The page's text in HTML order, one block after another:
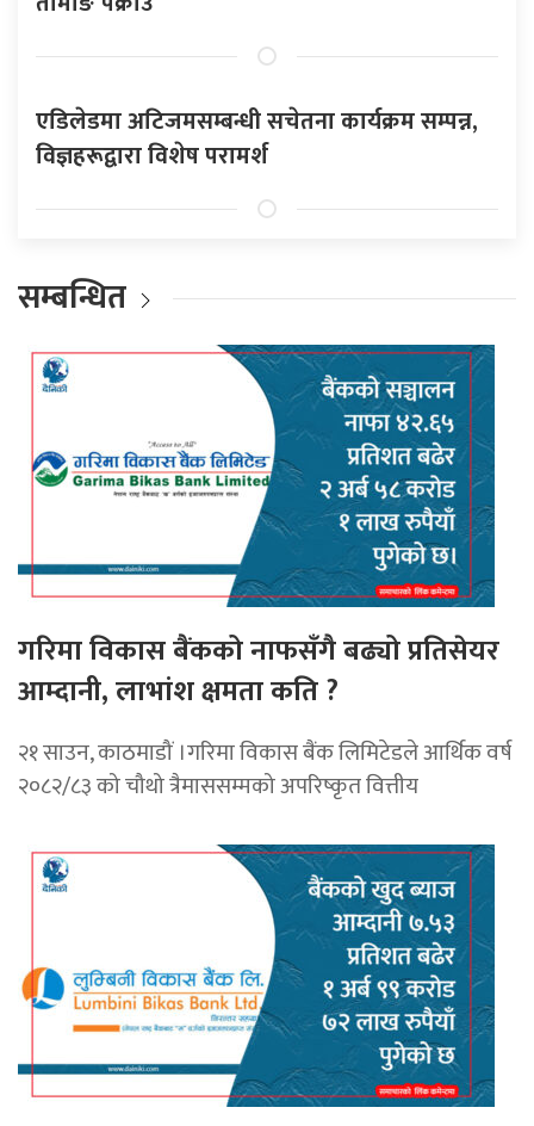
एडिलेडमा अटिजमसम्बन्धी सचेतना कार्यक्रम सम्पन्न,
विज्ञहरूद्वारा विशेष परामर्श
सम्बन्धित
गरिमा विकास बैंकको नाफसँगै बढ्यो प्रतिसेयर
आम्दानी, लाभांश क्षमता कति ?
२१ साउन, काठमाडौं ।गरिमा विकास बैंक लिमिटेडले आर्थिक वर्ष
२०८२/८३ को चौथो त्रैमाससम्मको अपरिष्कृत वित्तीय